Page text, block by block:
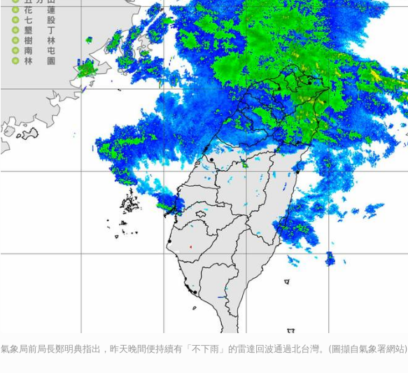
氣象局前局長鄭明典指出，昨天晚間便持續有「不下雨」的雷達回波通過北台灣。(圖擷自氣象署網站)